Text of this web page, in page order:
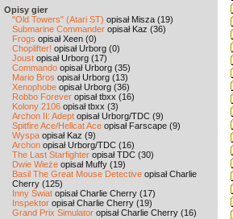
Opisy gier
"Old Towers" (Atari ST) opisał Misza (19)
Submarine Commander opisał Kaz (36)
Frogs opisał Xeen (0)
Choplifter! opisał Urborg (0)
Joust opisał Urborg (17)
Commando opisał Urborg (35)
Mario Bros opisał Urborg (13)
Xenophobe opisał Urborg (36)
Robbo Forever opisał tbxx (16)
Kolony 2106 opisał tbxx (3)
Archon II: Adept opisał Urborg/TDC (9)
Spitfire Ace/Hellcat Ace opisał Farscape (9)
Wyspa opisał Kaz (9)
Archon opisał Urborg/TDC (16)
The Last Starfighter opisał TDC (30)
Dwie Wieże opisał Muffy (19)
Basil The Great Mouse Detective opisał Charlie
Cherry (125)
Inny Świat opisał Charlie Cherry (17)
Inspektor opisał Charlie Cherry (19)
Grand Prix Simulator opisał Charlie Cherry (16)